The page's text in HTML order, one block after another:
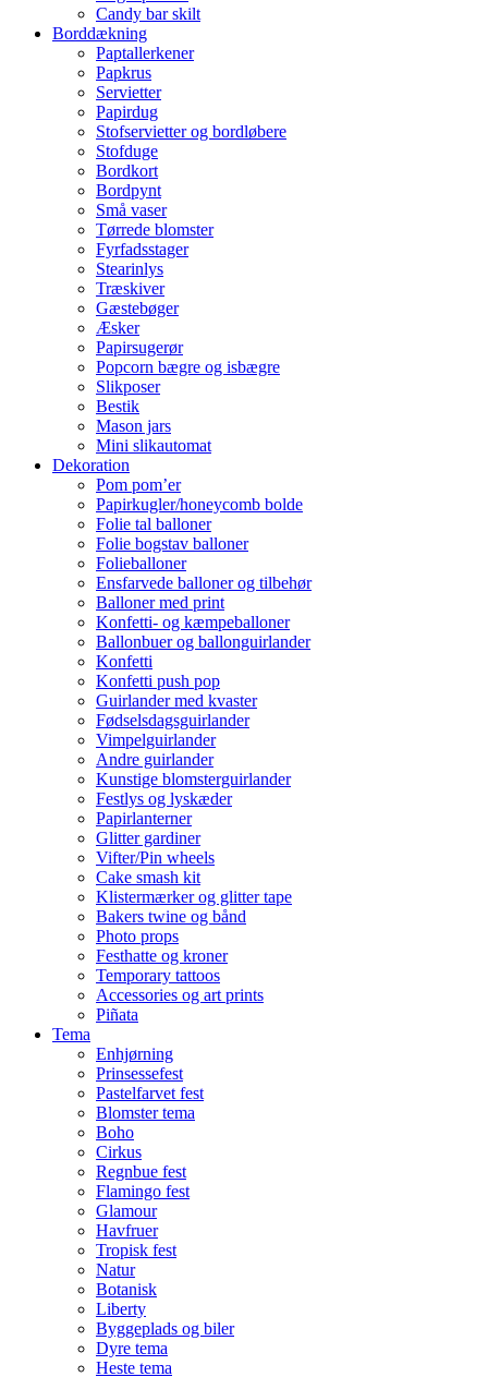
Candy bar skilt
Borddækning
Paptallerkener
Papkrus
Servietter
Papirdug
Stofservietter og bordløbere
Stofduge
Bordkort
Bordpynt
Små vaser
Tørrede blomster
Fyrfadsstager
Stearinlys
Træskiver
Gæstebøger
Æsker
Papirsugerør
Popcorn bægre og isbægre
Slikposer
Bestik
Mason jars
Mini slikautomat
Dekoration
Pom pom’er
Papirkugler/honeycomb bolde
Folie tal balloner
Folie bogstav balloner
Folieballoner
Ensfarvede balloner og tilbehør
Balloner med print
Konfetti- og kæmpeballoner
Ballonbuer og ballonguirlander
Konfetti
Konfetti push pop
Guirlander med kvaster
Fødselsdagsguirlander
Vimpelguirlander
Andre guirlander
Kunstige blomsterguirlander
Festlys og lyskæder
Papirlanterner
Glitter gardiner
Vifter/Pin wheels
Cake smash kit
Klistermærker og glitter tape
Bakers twine og bånd
Photo props
Festhatte og kroner
Temporary tattoos
Accessories og art prints
Piñata
Tema
Enhjørning
Prinsessefest
Pastelfarvet fest
Blomster tema
Boho
Cirkus
Regnbue fest
Flamingo fest
Glamour
Havfruer
Tropisk fest
Natur
Botanisk
Liberty
Byggeplads og biler
Dyre tema
Heste tema